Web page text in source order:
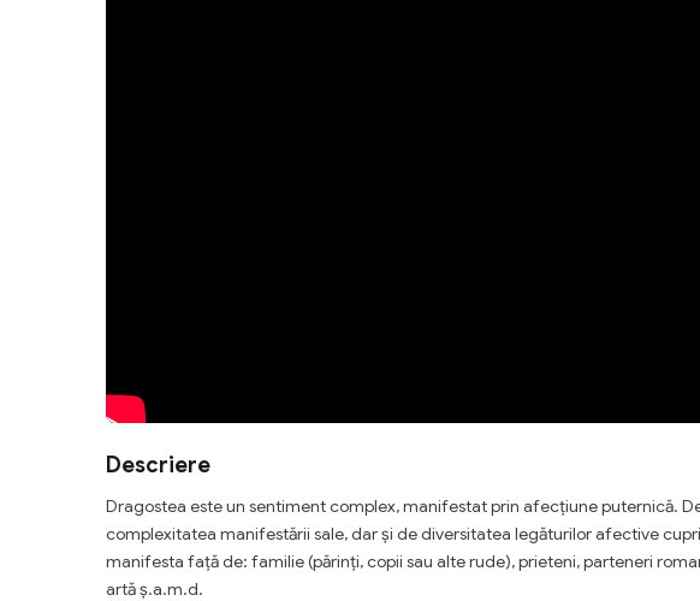
Descriere
Dragostea este un sentiment complex, manifestat prin afecțiune puternică.
complexitatea manifestării sale, dar și de diversitatea legăturilor afective
manifesta față de: familie (părinți, copii sau alte rude), prieteni, parteneri
artă ș.a.m.d.